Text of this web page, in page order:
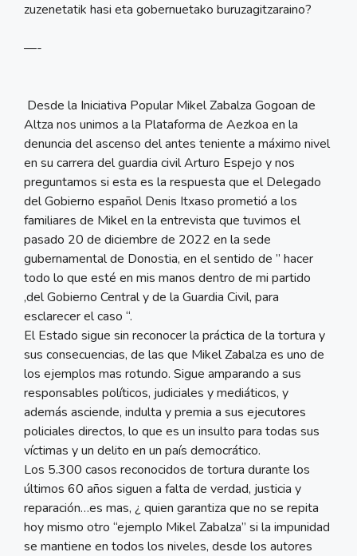
zuzenetatik hasi eta gobernuetako buruzagitzaraino?
—-
Desde la Iniciativa Popular Mikel Zabalza Gogoan de
Altza nos unimos a la Plataforma de Aezkoa en la
denuncia del ascenso del antes teniente a máximo nivel
en su carrera del guardia civil Arturo Espejo y nos
preguntamos si esta es la respuesta que el Delegado
del Gobierno español Denis Itxaso prometió a los
familiares de Mikel en la entrevista que tuvimos el
pasado 20 de diciembre de 2022 en la sede
gubernamental de Donostia, en el sentido de ” hacer
todo lo que esté en mis manos dentro de mi partido
,del Gobierno Central y de la Guardia Civil, para
esclarecer el caso “.
El Estado sigue sin reconocer la práctica de la tortura y
sus consecuencias, de las que Mikel Zabalza es uno de
los ejemplos mas rotundo. Sigue amparando a sus
responsables políticos, judiciales y mediáticos, y
además asciende, indulta y premia a sus ejecutores
policiales directos, lo que es un insulto para todas sus
víctimas y un delito en un país democrático.
Los 5.300 casos reconocidos de tortura durante los
últimos 60 años siguen a falta de verdad, justicia y
reparación…es mas, ¿ quien garantiza que no se repita
hoy mismo otro “ejemplo Mikel Zabalza” si la impunidad
se mantiene en todos los niveles, desde los autores